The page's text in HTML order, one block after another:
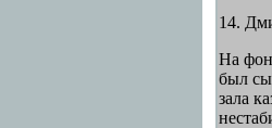
14.
На
был
зала